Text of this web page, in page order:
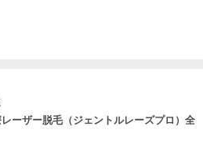
レーザー脱毛（ジェントルレーズプロ）全